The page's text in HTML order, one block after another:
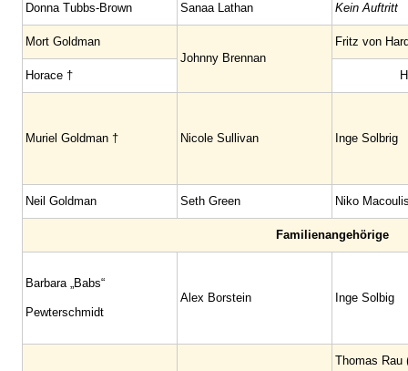
Donna Tubbs-Brown Sanaa Lathan Kein Auftritt
Mort Goldman
Johnny Brennan
Fritz von
Horace †
Muriel Goldman † Nicole Sullivan Inge Solbrig
Neil Goldman Seth Green Niko
Familienangehörige
Barbara „Babs“
Pewterschmidt
Alex Borstein Inge Solbig
Thomas Rau